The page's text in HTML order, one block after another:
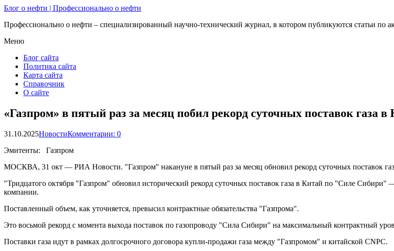
Блог о нефти | Профессионально о нефти
Профессионально о нефти – специализированный научно-технический журнал, в котором публикуются статьи по
Меню
Блог сайта
Политика сайта
Карта сайта
Справочник
О сайте
«Газпром» в пятый раз за месяц побил рекорд суточных поставок газа
31.10.2025НовостиКомментарии: 0
Эмитенты: Газпром
МОСКВА, 31 окт — РИА Новости. "Газпром" накануне в пятый раз за месяц обновил рекорд суточных поставок
"Тридцатого октября "Газпром" обновил исторический рекорд суточных поставок газа в Китай по "Силе
компании​​​.
Поставленный объем, как уточняется, превысил контрактные обязательства "Газпрома".
Это восьмой рекорд с момента выхода поставок по газопроводу "Сила Сибири" на максимальный контрактный
Поставки газа идут в рамках долгосрочного договора купли-продажи газа между "Газпромом" и китайской CNPC.